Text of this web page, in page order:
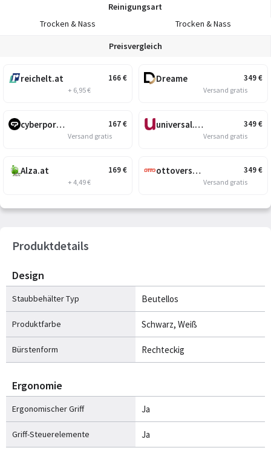
Reinigungsart
Trocken & Nass
Trocken & Nass
Preisvergleich
166€
reichelt.at
+ 6,95 €
167€
cyberport.at
Versand gratis
169€
Alza.at
+ 4,49 €
349€
Dreame
Versand gratis
349€
universal.at
Versand gratis
349€
ottoversand.at
Versand gratis
Produktdetails
Design
Staubbehälter Typ Beutellos
Produktfarbe Schwarz, Weiß
Bürstenform Rechteckig
Ergonomie
Ergonomischer Griff Ja
Griff-Steuerelemente Ja